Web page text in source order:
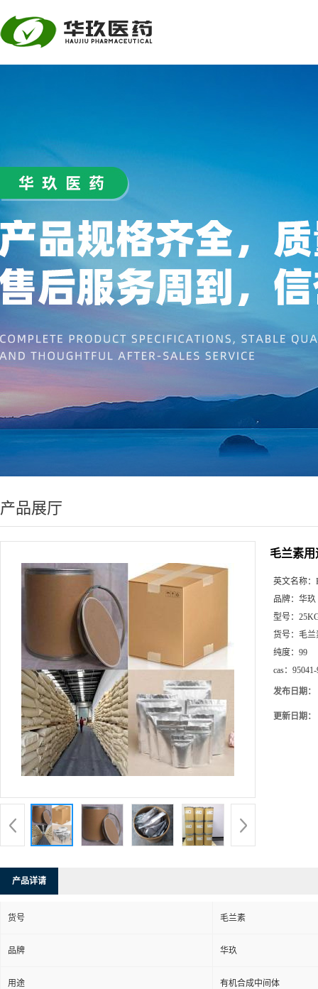
产品展厅
毛兰素用
英文名称：
品牌： 华玖
型号：
货号： 毛兰
纯度： 99
cas：
发布日期：
更新日期：
产品详请
货号 毛兰素
品牌 华玖
用途 有机合成中间体